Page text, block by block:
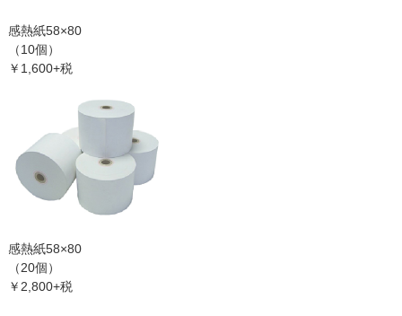
感熱紙58×80
（10個）
￥1,600+税
感熱紙58×80
（20個）
￥2,800+税